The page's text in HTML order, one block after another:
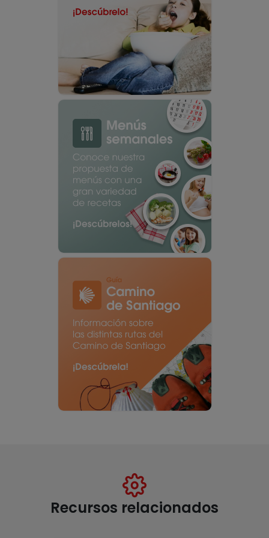
Recursos relacionados